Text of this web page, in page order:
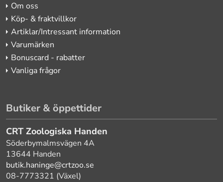
Om oss
Köp- & fraktvillkor
Artiklar/Intressant information
Varumärken
Bonuscard - rabatter
Vanliga frågor
Butiker & öppettider
CRT Zoologiska Handen
Söderbymalmsvägen 4A
13644 Handen
butik.haninge@crtzoo.se
08-7773321 (Växel)